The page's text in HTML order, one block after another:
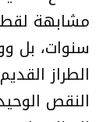
مشابهة
سنوات، بل
الطراز
النقص